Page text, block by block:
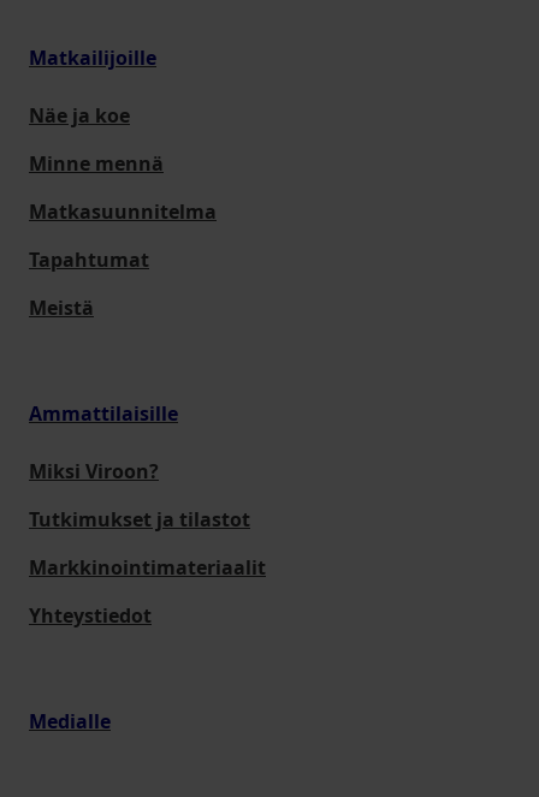
Matkailijoille
Näe ja koe
Minne mennä
Matkasuunnitelma
Tapahtumat
Meistä
Ammattilaisille
Miksi Viroon?
Tutkimukset ja tilastot
Markkinointimateriaalit
Yhteystiedot
Medialle